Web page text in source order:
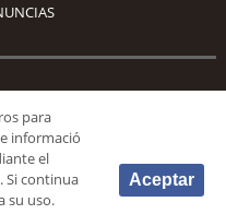
Síguenos
para
informació
el
Si continua
su uso.
Aceptar